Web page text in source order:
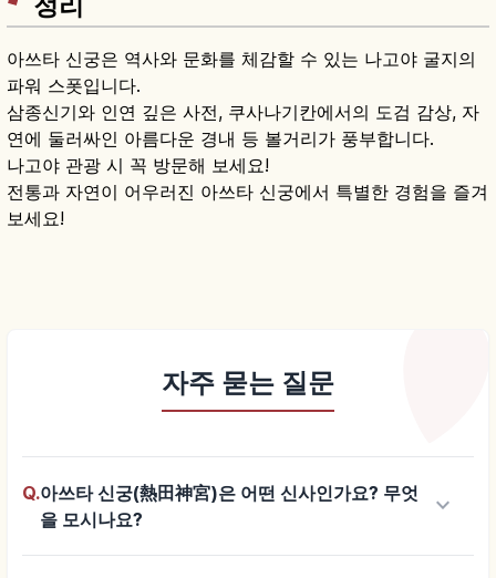
아쓰타 신궁은 역사와 문화를 체감할 수 있는 나고야 굴지의
파워 스폿입니다.
삼종신기와 인연 깊은 사전, 쿠사나기칸에서의 도검 감상, 자
연에 둘러싸인 아름다운 경내 등 볼거리가 풍부합니다.
나고야 관광 시 꼭 방문해 보세요!
전통과 자연이 어우러진 아쓰타 신궁에서 특별한 경험을 즐겨
보세요!
자주 묻는 질문
Q.아쓰타 신궁(熱田神宮)은 어떤 신사인가요? 무엇
을 모시나요?
keyboard_arrow_down